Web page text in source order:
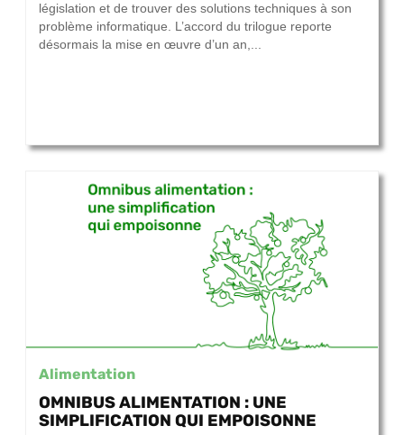
législation et de trouver des solutions techniques à son
problème informatique. L’accord du trilogue reporte
désormais la mise en œuvre d’un an,...
Alimentation
OMNIBUS ALIMENTATION : UNE
SIMPLIFICATION QUI EMPOISONNE